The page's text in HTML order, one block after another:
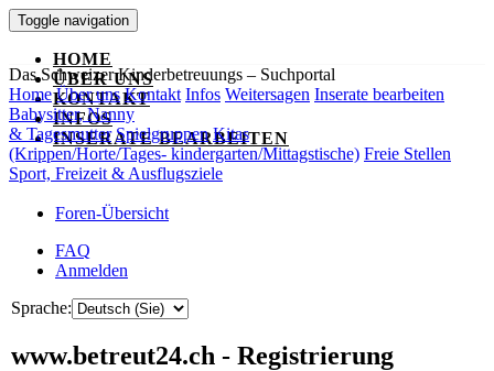
Toggle navigation
HOME
ÜBER UNS
KONTAKT
INFOS
INSERATE BEARBEITEN
Das Schweizer Kinderbetreuungs – Suchportal
Home Über uns Kontakt Infos Weitersagen Inserate bearbeiten
Babysitter, Nanny
& Tagesmutter Spielgruppen Kitas
(Krippen/Horte/Tages- kindergarten/Mittagstische) Freie Stellen
Sport, Freizeit & Ausflugsziele
Foren-Übersicht
FAQ
Anmelden
Sprache:
www.betreut24.ch - Registrierung